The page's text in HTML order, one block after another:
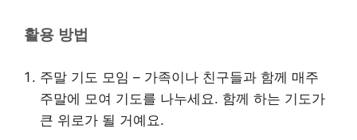
활용 방법
주말 기도 모임 – 가족이나 친구들과 함께 매주
주말에 모여 기도를 나누세요. 함께 하는 기도가
큰 위로가 될 거예요.